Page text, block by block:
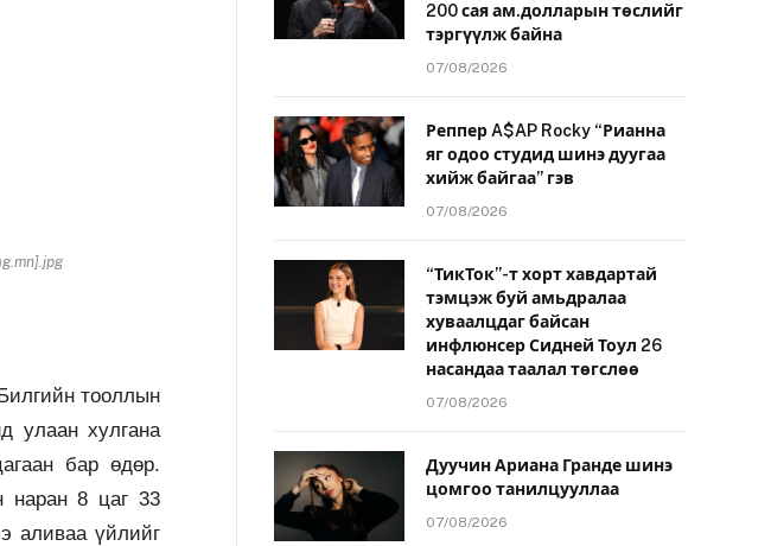
тооллын
улаан хулгана
бар өдөр.
наран 8 цаг 33
аливаа үйлийг
200 сая ам.долларын төслийг
тэргүүлж байна
07/08/2026
Реппер A$AP Rocky “Рианна
яг одоо студид шинэ дуугаа
хийж байгаа” гэв
07/08/2026
“ТикТок”-т хорт хавдартай
тэмцэж буй амьдралаа
хуваалцдаг байсан
инфлюнсер Сидней Тоул 26
насандаа таалал төгслөө
07/08/2026
Дуучин Ариана Гранде шинэ
цомгоо танилцууллаа
07/08/2026